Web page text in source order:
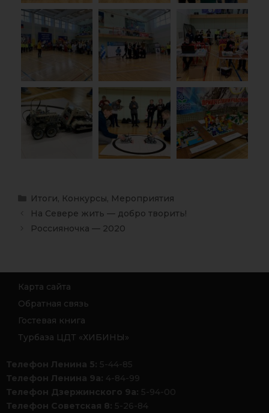
Итоги, Конкурсы, Мероприятия
На Севере жить — добро творить!
Россияночка — 2020
Карта сайта
Обратная связь
Гостевая книга
Турбаза ЦДТ «ХИБИНЫ»
Телефон Ленина 5: 5-44-85
Телефон Ленина 9а: 4-84-99
Телефон Дзержинского 9а: 5-94-00
Телефон Советская 8: 5-26-84